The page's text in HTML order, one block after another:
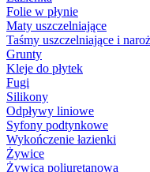
Folie w płynie
Maty uszczelniające
Taśmy uszczelniające i
Grunty
Kleje do płytek
Fugi
Silikony
Odpływy liniowe
Syfony podtynkowe
Wykończenie łazienki
Żywice
Żywica poliuretanowa